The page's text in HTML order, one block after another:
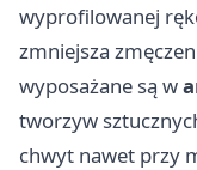
wyprofilowanej
zmniejsza
wyposażane są w
tworzyw
chwyt nawet przy